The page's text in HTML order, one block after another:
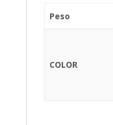
Peso
COLOR